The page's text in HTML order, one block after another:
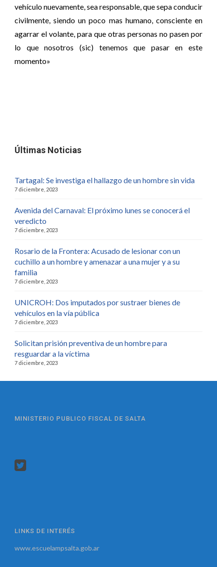
vehículo nuevamente, sea responsable, que sepa conducir
civilmente, siendo un poco mas humano, consciente en
agarrar el volante, para que otras personas no pasen por
lo que nosotros (sic) tenemos que pasar en este
momento»
Últimas Noticias
Tartagal: Se investiga el hallazgo de un hombre sin vida
7 diciembre, 2023
Avenida del Carnaval: El próximo lunes se conocerá el
veredicto
7 diciembre, 2023
Rosario de la Frontera: Acusado de lesionar con un
cuchillo a un hombre y amenazar a una mujer y a su
familia
7 diciembre, 2023
UNICROH: Dos imputados por sustraer bienes de
vehículos en la vía pública
7 diciembre, 2023
Solicitan prisión preventiva de un hombre para
resguardar a la víctima
7 diciembre, 2023
MINISTERIO PUBLICO FISCAL DE SALTA
LINKS DE INTERÉS
www.escuelampsalta.gob.ar